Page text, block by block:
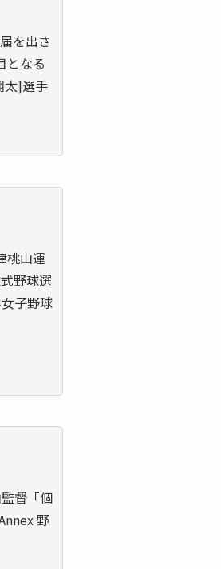
を出さ
となる
太]選手
桃山運
野球選
子野球
督「個
野